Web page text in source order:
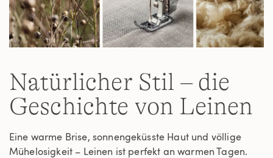
Natürlicher Stil – die
Geschichte von Leinen
Eine warme Brise, sonnengeküsste Haut und völlige
Mühelosigkeit – Leinen ist perfekt an warmen Tagen.